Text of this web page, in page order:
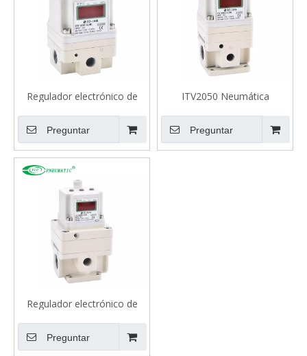
Regulador electrónico de
IO-Link
Preguntar
ITV2050 Neumática
IO-Link
Preguntar
Regulador electrónico de
IO-Link, precisión de presión
de 0,001 MPa
Preguntar